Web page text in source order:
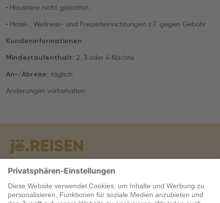
• Haustiere nicht gestattet.
• Hotel-, Wellness- und Freizeiteinrichtungen z.T. gegen Gebühr
Kundeninformationen
Mindestaufenthalt: 2, 3 oder 4 Nächte
An-/Abreise: täglich
Änderungen vorbehalten.
Warum jö?